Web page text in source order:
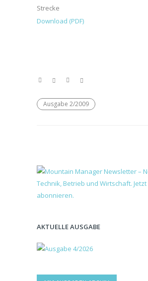
Strecke
Download (PDF)
Ausgabe 2/2009
AKTUELLE AUSGABE